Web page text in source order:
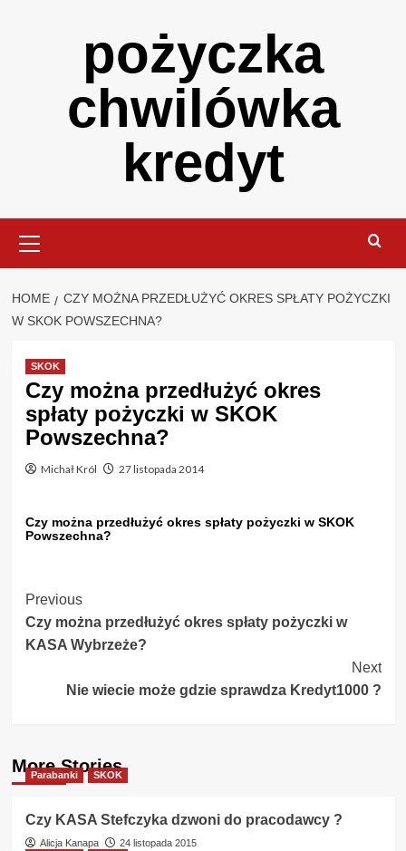
pożyczka
chwilówka
kredyt
Menu
HOME
CZY MOŻNA PRZEDŁUŻYĆ OKRES SPŁATY POŻYCZKI
W SKOK POWSZECHNA?
SKOK
Czy można przedłużyć okres
spłaty pożyczki w SKOK
Powszechna?
Michał Król 27 listopada 2014
Czy można przedłużyć okres spłaty pożyczki w SKOK
Powszechna?
Post
Navigation
Previous
Czy można przedłużyć okres spłaty pożyczki w
KASA Wybrzeże?
Next
Nie wiecie może gdzie sprawdza Kredyt1000 ?
More Stories
Parabanki SKOK
Czy KASA Stefczyka dzwoni do pracodawcy ?
Alicja Kanapa
24 listopada 2015